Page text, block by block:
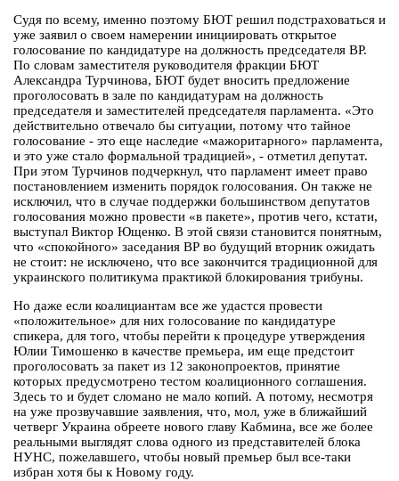
Судя по всему, именно поэтому БЮТ решил подстраховаться и
уже заявил о своем намерении инициировать открытое
голосование по кандидатуре на должность председателя ВР.
По словам заместителя руководителя фракции БЮТ
Александра Турчинова, БЮТ будет вносить предложение
проголосовать в зале по кандидатурам на должность
председателя и заместителей председателя парламента. «Это
действительно отвечало бы ситуации, потому что тайное
голосование - это еще наследие «мажоритарного» парламента,
и это уже стало формальной традицией», - отметил депутат.
При этом Турчинов подчеркнул, что парламент имеет право
постановлением изменить порядок голосования. Он также не
исключил, что в случае поддержки большинством депутатов
голосования можно провести «в пакете», против чего, кстати,
выступал Виктор Ющенко. В этой связи становится понятным,
что «спокойного» заседания ВР во будущий вторник ожидать
не стоит: не исключено, что все закончится традиционной для
украинского политикума практикой блокирования трибуны.
Но даже если коалициантам все же удастся провести
«положительное» для них голосование по кандидатуре
спикера, для того, чтобы перейти к процедуре утверждения
Юлии Тимошенко в качестве премьера, им еще предстоит
проголосовать за пакет из 12 законопроектов, принятие
которых предусмотрено тестом коалиционного соглашения.
Здесь то и будет сломано не мало копий. А потому, несмотря
на уже прозвучавшие заявления, что, мол, уже в ближайший
четверг Украина обреете нового главу Кабмина, все же более
реальными выглядят слова одного из представителей блока
НУНС, пожелавшего, чтобы новый премьер был все-таки
избран хотя бы к Новому году.